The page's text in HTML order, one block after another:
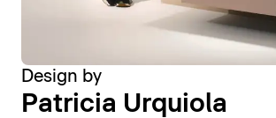
Design by
Patricia Urquiola